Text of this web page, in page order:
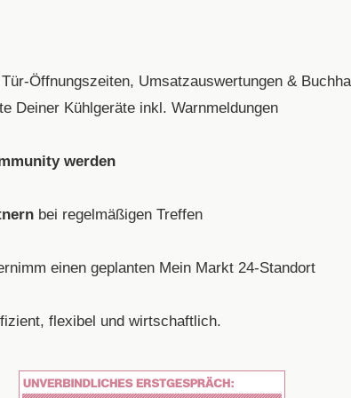
Öffnungszeiten, Umsatzauswertungen &
Deiner Kühlgeräte inkl. Warnmeldungen
werden
bei regelmäßigen Treffen
einen geplanten Mein Markt 24-Standort
flexibel und wirtschaftlich.